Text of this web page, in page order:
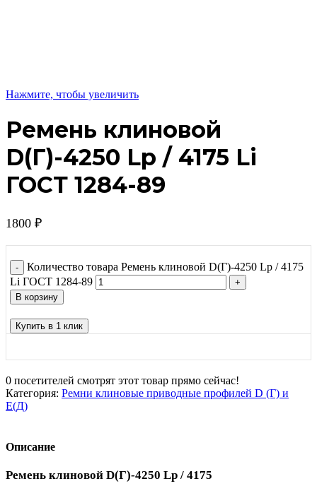
Нажмите, чтобы увеличить
Ремень клиновой
D(Г)-4250 Lp / 4175 Li
ГОСТ 1284-89
1800 ₽
Количество товара Ремень клиновой D(Г)-4250 Lp / 4175
Li ГОСТ 1284-89
В корзину
Купить в 1 клик
0 посетителей смотрят этот товар прямо сейчас!
Категория: Ремни клиновые приводные профилей D (Г) и
Е(Д)
Описание
Ремень клиновой D(Г)-4250 Lp / 4175